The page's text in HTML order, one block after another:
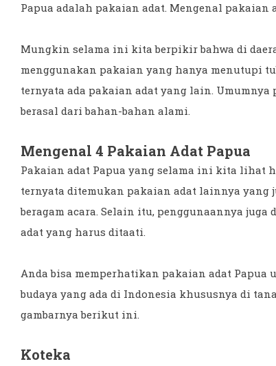
Papua adalah pakaian adat. Mengenal pakaian
Mungkin selama ini kita berpikir bahwa di
menggunakan pakaian yang hanya menutupi
ternyata ada pakaian adat yang lain. Umumnya
berasal dari bahan-bahan alami.
Mengenal 4 Pakaian Adat Papua
Pakaian adat Papua yang selama ini kita lihat
ternyata ditemukan pakaian adat lainnya yang
beragam acara. Selain itu, penggunaannya
adat yang harus ditaati.
Anda bisa memperhatikan pakaian adat
budaya yang ada di Indonesia khususnya di
gambarnya berikut ini.
Koteka